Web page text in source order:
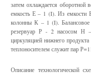
затем охлаждается
емкость Е – 1 (I). Из емкости
колонны К – 1 (I).
резервуар Р - 2 насосом Н
циркуляцией нижнего
теплоносителем служит пар
Описание технологической